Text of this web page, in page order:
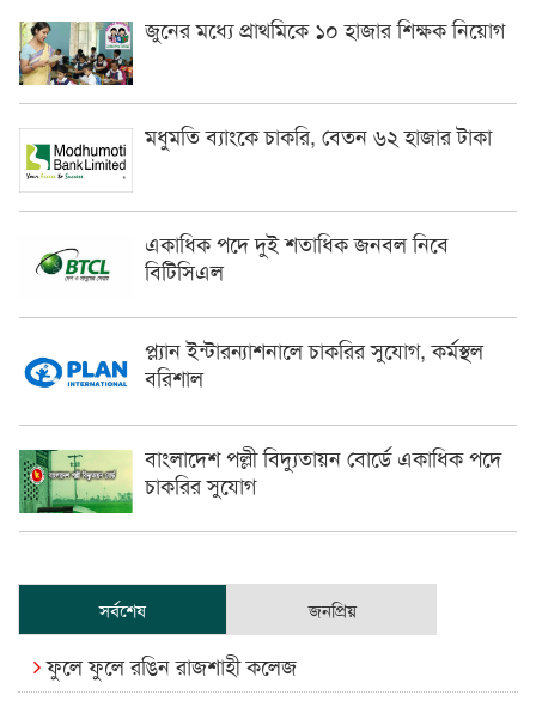
জুনের মধ্যে প্রাথমিকে ১০ হাজার শিক্ষক নিয়োগ
মধুমতি ব্যাংকে চাকরি, বেতন ৬২ হাজার টাকা
একাধিক পদে দুই শতাধিক জনবল নিবে
বিটিসিএল
প্ল্যান ইন্টারন্যাশনালে চাকরির সুযোগ, কর্মস্থল
বরিশাল
বাংলাদেশ পল্লী বিদ্যুতায়ন বোর্ডে একাধিক পদে
চাকরির সুযোগ
সর্বশেষ জনপ্রিয়
ফুলে ফুলে রঙিন রাজশাহী কলেজ